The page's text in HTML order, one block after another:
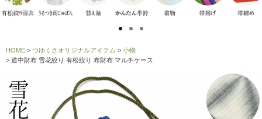
HOME つゆくさオリジナルアイテム
小物
道中財布 雪花絞り 有松絞り 布財布 マルチケース